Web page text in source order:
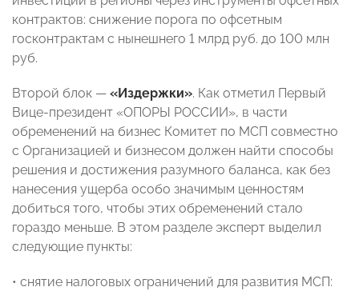
контрактов: снижение порога по офсетным
госконтрактам с нынешнего 1 млрд руб. до 100 млн
руб.
Второй блок — «Издержки». Как отметил Первый
Вице-президент «ОПОРЫ РОССИИ», в части
обременений на бизнес Комитет по МСП совместно
с Организацией и бизнесом должен найти способы
решения и достижения разумного баланса, как без
нанесения ущерба особо значимым ценностям
добиться того, чтобы этих обременений стало
гораздо меньше. В этом разделе эксперт выделил
следующие пункты:
• снятие налоговых ограничений для развития МСП: